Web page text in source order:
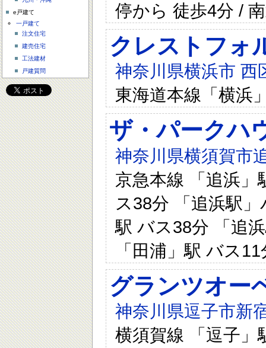
停から 徒歩4分 /
クレストフォ
神奈川県横浜市 西
東海道本線「横浜
ザ・パークハ
神奈川県横須賀市
京急本線 「追浜」
ス38分 「追浜駅
駅 バス38分 「追
「田浦」駅 バス
グランツオー
神奈川県逗子市新
横須賀線 「逗子」
e戸建て
一戸建て
注文住宅
建売住宅
工法建材
戸建質問